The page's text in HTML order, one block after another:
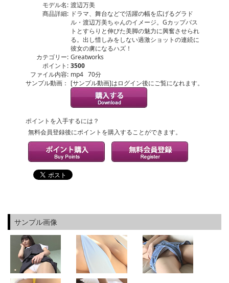
モデル名: 渡辺万美
商品詳細: ドラマ、舞台などで活躍の幅を広げるグラド
ル・渡辺万美ちゃんのイメージ。Gカップバス
トとすらりと伸びた美脚の魅力に興奮させられ
る。出し惜しみをしない過激ショットの連続に
彼女の虜になるハズ！
カテゴリー: Greatworks
ポイント: 3500
ファイル内容: mp4 70分
サンプル動画： [サンプル動画]はログイン後にご覧になれます。
ポイントを入手するには？
無料会員登録後にポイントを購入することができます。
サンプル画像